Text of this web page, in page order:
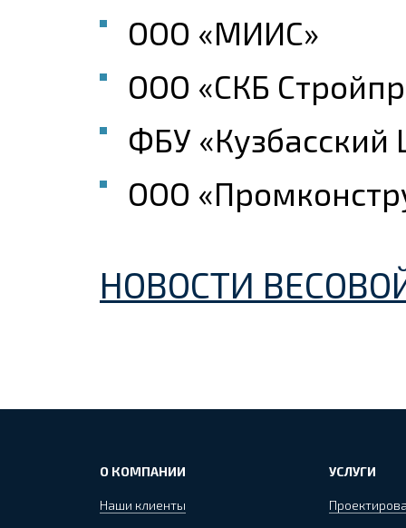
ООО «МИИС»
ООО «СКБ
ФБУ «Кузбасский
ООО
НОВОСТИ
О КОМПАНИИ
Наши клиенты
УСЛУГИ